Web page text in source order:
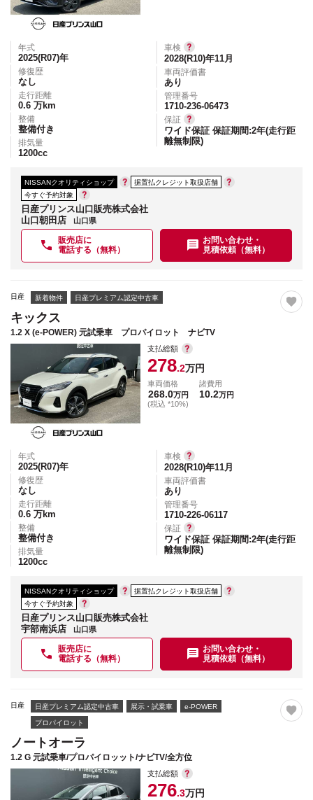
年式
2025(R07)年
修復歴
なし
走行距離
0.6 万km
整備
整備付き
排気量
1200cc
車検
2028(R10)年11月
車両評価書
あり
管理番号
1710-236-06473
保証
ワイド保証 保証期間:2年(走行距
離無制限)
NISSANクオリティショップ
据置払クレジット取扱店舗
今すぐ予約対象
日産プリンス山口販売株式会社
山口朝田店
山口県
販売店に
電話する（無料）
お問い合わせ・
見積依頼（無料）
日産 新着物件 日産プレミアム認定中古車
キックス
1.2 X (e-POWER) 元試乗車 プロパイロット ナビTV
支払総額
278.2万円
車両価格
268.0万円
(税込 *10%)
諸費用
10.2万円
年式
2025(R07)年
修復歴
なし
走行距離
0.6 万km
整備
整備付き
排気量
1200cc
車検
2028(R10)年11月
車両評価書
あり
管理番号
1710-226-06117
保証
ワイド保証 保証期間:2年(走行距
離無制限)
NISSANクオリティショップ
据置払クレジット取扱店舗
今すぐ予約対象
日産プリンス山口販売株式会社
宇部南浜店
山口県
販売店に
電話する（無料）
お問い合わせ・
見積依頼（無料）
日産 日産プレミアム認定中古車 展示・試乗車 e-POWER
プロパイロット
ノートオーラ
1.2 G 元試乗車/プロパイロッット/ナビTV/全方位
支払総額
276.3万円